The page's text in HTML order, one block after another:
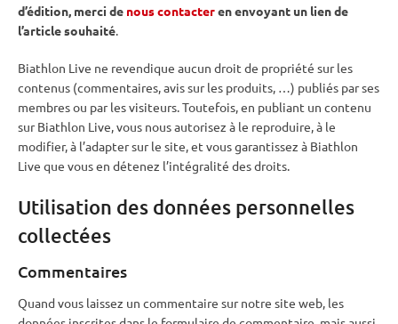
d’édition, merci de nous contacteren envoyant un lien de
l’article souhaité.
Biathlon Live ne revendique aucun droit de propriété sur les
contenus (commentaires, avis sur les produits, …) publiés par ses
membres ou par les visiteurs. Toutefois, en publiant un contenu
sur Biathlon Live, vous nous autorisez à le reproduire, à le
modifier, à l’adapter sur le site, et vous garantissez à Biathlon
Live que vous en détenez l’intégralité des droits.
Utilisation des données personnelles
collectées
Commentaires
Quand vous laissez un commentaire sur notre site web, les